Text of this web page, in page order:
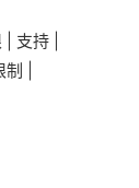
支持 |
|